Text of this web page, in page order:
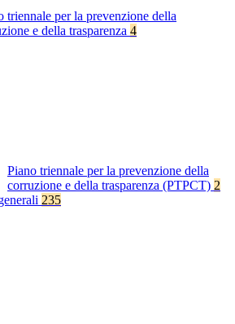
triennale per la prevenzione della
e della trasparenza 4
Piano triennale per la prevenzione della
corruzione e della trasparenza (PTPCT) 2
235